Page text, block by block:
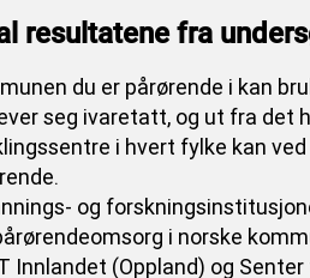
resultatene fra
du er pårørende i kan
seg ivaretatt, og ut fra det
i hvert fylke kan
og
i norske
Innlandet (Oppland) og